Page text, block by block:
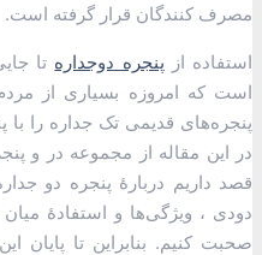
مصرف کنندگان قرار گرفته است.
استفاده از پنجره دوجداره تا
است که امروزه بسیاری از
پنجره‌های قدیمی تک جداره را با
در این مقاله از مجموعه در و
قصد داریم دربارۀ پنجره دو
دودی ، ویژگی‌ها و استفادۀ
صحبت کنیم. بنابراین تا پایان